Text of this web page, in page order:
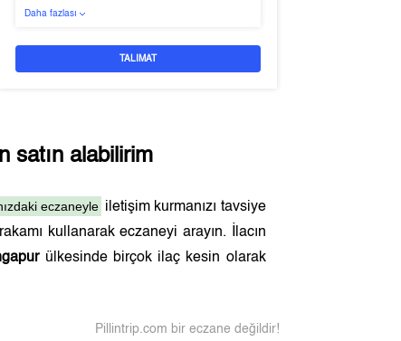
Daha fazlası
TALIMAT
satın alabilirim
eczaneyle iletişim kurmanızı tavsiye
rakamı kullanarak eczaneyi arayın. İlacın
ülkesinde birçok ilaç kesin olarak
Pillintrip.com bir eczane değildir!